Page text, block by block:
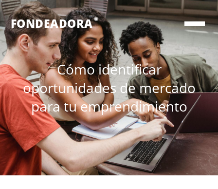
FONDEADORA®
Cómo identificar
oportunidades de mercado
para tu emprendimiento